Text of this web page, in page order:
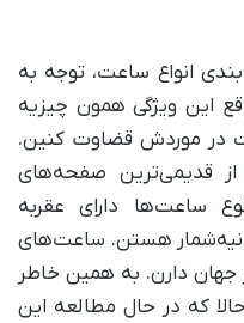
انواع ساعت، توجه به
این ویژگی همون چیزیه
در موردش قضاوت کنین.
قدیمی‌ترین صفحه‌های
ساعت‌ها دارای عقربه
هستن. ساعت‌های
جهان دارن. به همین خاطر
که در حال مطالعه این